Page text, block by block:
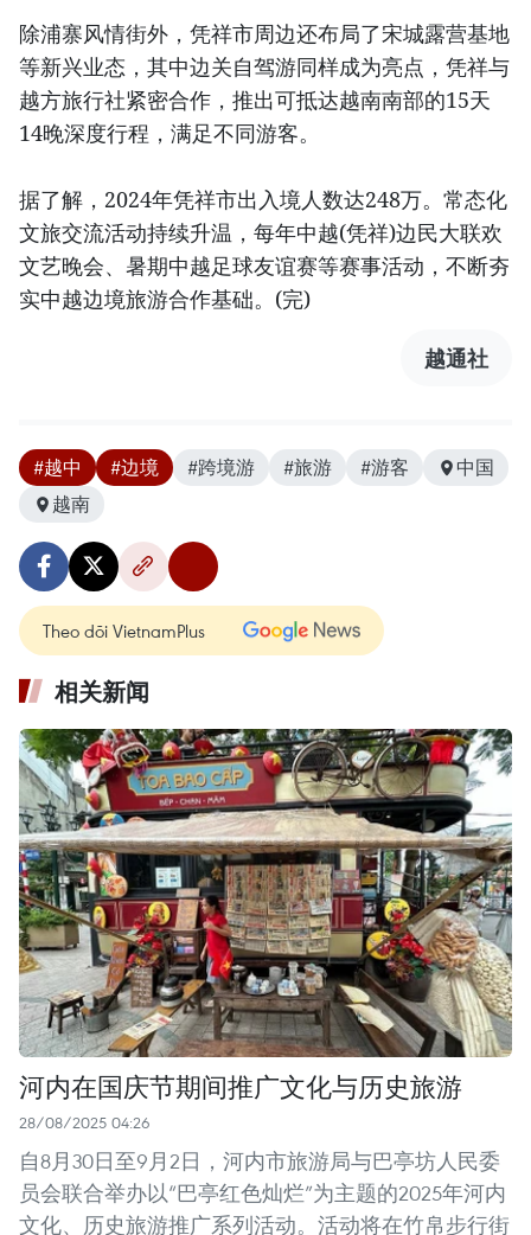
除浦寨风情街外，凭祥市周边还布局了宋城露营基地
等新兴业态，其中边关自驾游同样成为亮点，凭祥与
越方旅行社紧密合作，推出可抵达越南南部的15天
14晚深度行程，满足不同游客。
据了解，2024年凭祥市出入境人数达248万。常态化
文旅交流活动持续升温，每年中越(凭祥)边民大联欢
文艺晚会、暑期中越足球友谊赛等赛事活动，不断夯
实中越边境旅游合作基础。(完)
越通社
#越中 #边境 #跨境游 #旅游 #游客
中国
越南
Theo dõi VietnamPlus
相关新闻
河内在国庆节期间推广文化与历史旅游
28/08/2025 04:26
自8月30日至9月2日，河内市旅游局与巴亭坊人民委
员会联合举办以“巴亭红色灿烂”为主题的2025年河内
文化、历史旅游推广系列活动。活动将在竹帛步行街